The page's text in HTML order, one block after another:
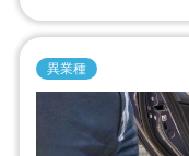
異業種